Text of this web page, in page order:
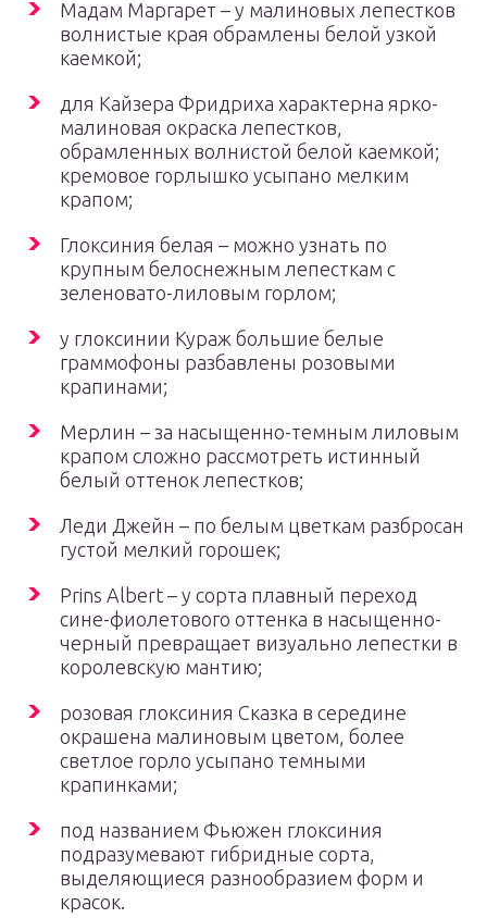
Мадам Маргарет – у малиновых лепестков
волнистые края обрамлены белой узкой
каемкой;
для Кайзера Фридриха характерна ярко-
малиновая окраска лепестков,
обрамленных волнистой белой каемкой;
кремовое горлышко усыпано мелким
крапом;
Глоксиния белая – можно узнать по
крупным белоснежным лепесткам с
зеленовато-лиловым горлом;
у глоксинии Кураж большие белые
граммофоны разбавлены розовыми
крапинами;
Мерлин – за насыщенно-темным лиловым
крапом сложно рассмотреть истинный
белый оттенок лепестков;
Леди Джейн – по белым цветкам разбросан
густой мелкий горошек;
Prins Albert – у сорта плавный переход
сине-фиолетового оттенка в насыщенно-
черный превращает визуально лепестки в
королевскую мантию;
розовая глоксиния Сказка в середине
окрашена малиновым цветом, более
светлое горло усыпано темными
крапинками;
под названием Фьюжен глоксиния
подразумевают гибридные сорта,
выделяющиеся разнообразием форм и
красок.